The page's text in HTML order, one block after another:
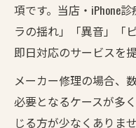
iPhone修理は
安いiPhone
カメラ修理は
草加でiPhoneカ
iPhoneカメラ
項です。当店・iPhone
ラの揺れ」「異音」「
即日対応のサービスを
メーカー修理の場合、
必要となるケースが多
じる方が少なくありま